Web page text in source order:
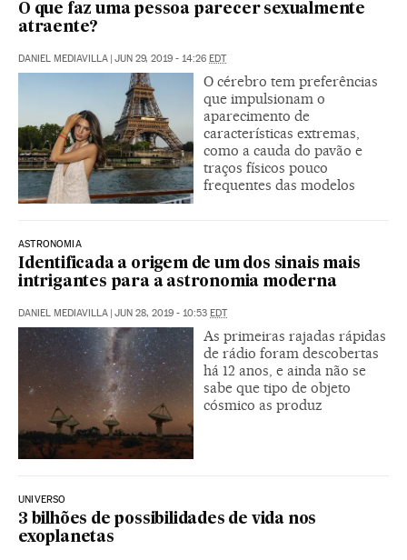
O que faz uma pessoa parecer sexualmente
atraente?
DANIEL MEDIAVILLA | JUN 29, 2019 - 14:26 EDT
O cérebro tem preferências
que impulsionam o
aparecimento de
características extremas,
como a cauda do pavão e
traços físicos pouco
frequentes das modelos
ASTRONOMIA
Identificada a origem de um dos sinais mais
intrigantes para a astronomia moderna
DANIEL MEDIAVILLA JUN 28, 2019 - 10:53 EDT
As primeiras rajadas rápidas
de rádio foram descobertas
há 12 anos, e ainda não se
sabe que tipo de objeto
cósmico as produz
UNIVERSO
3 bilhões de possibilidades de vida nos
exoplanetas